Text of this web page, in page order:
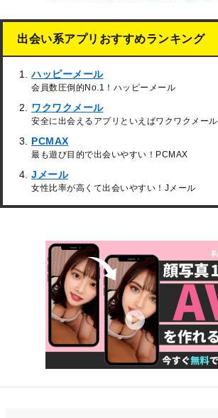
出会い系アプリおすすめランキング
ハッピーメール
会員数圧倒的No.1！ハッピーメール
ワクワクメール
安全に出会えるアプリといえばワクワクメール
PCMAX
最も遊び目的で出会いやすい！PCMAX
Jメール
女性比率が高くて出会いやすい！Jメール